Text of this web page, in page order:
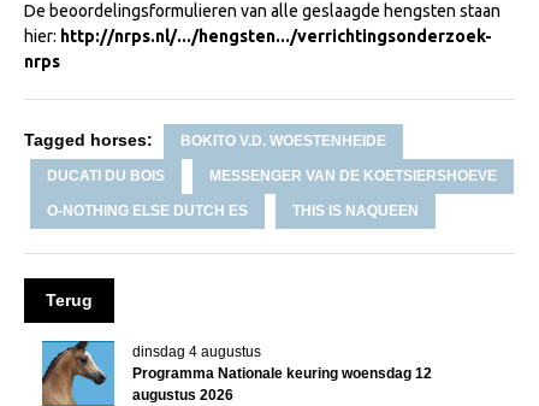
AANMELDEN HENGSTENKEURING ONDER HET
ZADEL 2026
Verrichtingsonderzoek 2025-2026
Verrichtingsonderzoek 2024-2025
Verrichtingsonderzoek 2023-2024
Verrichtingsonderzoek 2022-2023
Verrichtingsonderzoek 2019-2020
De beoordelingsformulieren van alle geslaagde hengsten staan
hier: http://nrps.nl/.../hengsten.../verrichtingsonderzoek-
nrps
Tagged horses: BOKITO V.D. WOESTENHEIDE
DUCATI DU BOIS MESSENGER VAN DE KOETSIERSHOEVE
O-NOTHING ELSE DUTCH ES THIS IS NAQUEEN
Terug
dinsdag 4 augustus
Programma Nationale keuring woensdag 12
augustus 2026